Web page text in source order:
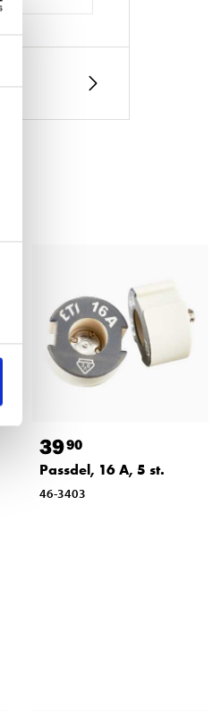
3990
Passdel, 16 A, 5 st.
46-3403